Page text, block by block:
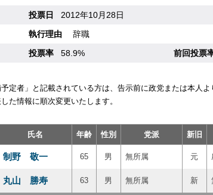
投票日
2012年10月28日
執行理由
辞職
投票率 58.9% 前回投票
予定者」と記載されている方は、告示前に政党または本人
た情報に順次変更いたします。
氏名 年齢 性別 党派 新旧
制野 敬一 65 男 無所属 元
丸山 勝寿 63 男 無所属 新